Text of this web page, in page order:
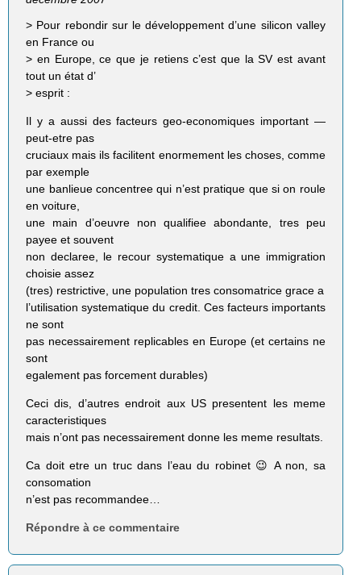
> Pour rebondir sur le développement d’une silicon valley
en France ou
> en Europe, ce que je retiens c’est que la SV est avant
tout un état d’
> esprit :
Il y a aussi des facteurs geo-economiques important —
peut-etre pas
cruciaux mais ils facilitent enormement les choses, comme
par exemple
une banlieue concentree qui n’est pratique que si on roule
en voiture,
une main d’oeuvre non qualifiee abondante, tres peu
payee et souvent
non declaree, le recour systematique a une immigration
choisie assez
(tres) restrictive, une population tres consomatrice grace a
l’utilisation systematique du credit. Ces facteurs importants
ne sont
pas necessairement replicables en Europe (et certains ne
sont
egalement pas forcement durables)
Ceci dis, d’autres endroit aux US presentent les meme
caracteristiques
mais n’ont pas necessairement donne les meme resultats.
Ca doit etre un truc dans l’eau du robinet 😉 A non, sa
consomation
n’est pas recommandee…
Répondre à ce commentaire